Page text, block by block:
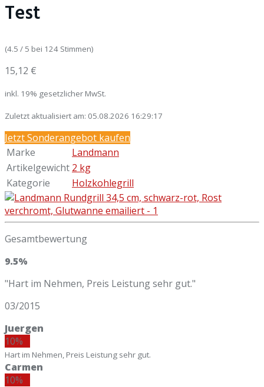
Test
(4.5 / 5 bei 124 Stimmen)
15,12 €
inkl. 19% gesetzlicher MwSt.
Zuletzt aktualisiert am: 05.08.2026 16:29:17
Jetzt Sonderangebot kaufen
Marke
Landmann
Artikelgewicht 2 kg
Kategorie
Holzkohlegrill
Gesamtbewertung
9.5%
"Hart im Nehmen, Preis Leistung sehr gut."
03/2015
Juergen
10%
Hart im Nehmen, Preis Leistung sehr gut.
Carmen
10%